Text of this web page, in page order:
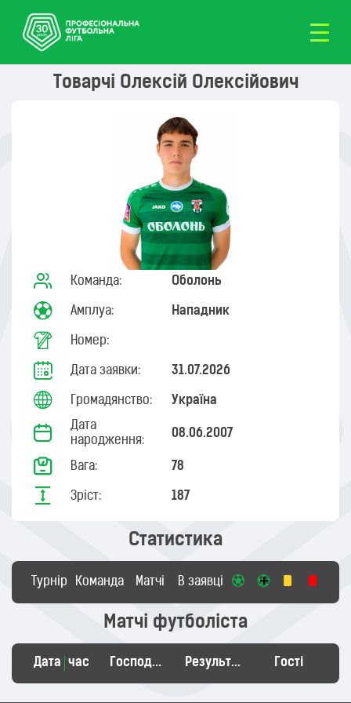
Товарчі Олексій Олексійович
Команда: Оболонь
Амплуа: Нападник
Номер:
Дата заявки: 31.07.2026
Громадянство: Україна
Дата
народження:
08.06.2007
Вага: 78
Зріст: 187
Статистика
Турнір Команда Матчі В заявці
Матчі футболіста
Дата час Господарі Результат Гості